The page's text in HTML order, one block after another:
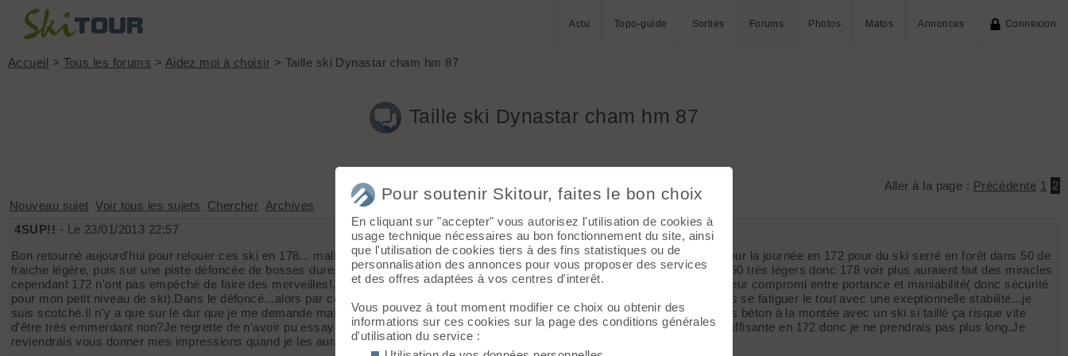
Actu Topo-guide Sorties Forums Photos Matos Annonces Connexion
Accueil > Tous les forums > Aidez moi à choisir > Taille ski Dynastar cham hm 87
Taille ski Dynastar cham hm 87
Aller à la page : Précédente 1
2
Nouveau sujet Voir tous les sujets Chercher Archives
4SUP!! - Le 23/01/2013 22:57
Bon retourné aujourd'hui pour relouer ces ski en 178... malheureusement arrivé trop tard étaient déjà tous partis...du coup reparti pour la journée en 172 pour du ski serré en forêt dans 50 de
fraiche légère, puis sur une piste défoncée de bosses dures recouvertes de ces même 50 mais labourés...effectivement dans ces 50 très légers donc 178 voir plus auraient fait des miracles
cependant 172 n'ont pas empéché de faire des merveilles!Je reste donc sur le sentiment que cette longueur reste pour moi le meilleur compromi entre portance et maniabilité( donc sécurité
pour mon petit niveau de ski).Dans le défoncé...alors par contre pour moi c'est du miracle, ça descend plein gaz et ça absorbe sans se fatiguer le tout avec une exeptionnelle stabilité...je
suis scotché.Il n'y a que sur le dur que je me demande mais bon ça n'a pas l'air mal non plus...par contre concernant les traversées béton à la montée avec un ski si taillé ça risque vite
d'être très emmerdant non?Je regrette de n'avoir pu essayer plus long pour comparer cependant pour moi la portance largement suffisante en 172 donc je ne prendrais pas plus long.Je
reviendrais vous donner mes impressions quand je les aurais achetés et essayer en conditions béton montée + descente.
Pour soutenir Skitour, faites le bon choix
En cliquant sur "accepter" vous autorisez l'utilisation de cookies à
usage technique nécessaires au bon fonctionnement du site, ainsi
que l'utilisation de cookies tiers à des fins statistiques ou de
personnalisation des annonces pour vous proposer des services
et des offres adaptées à vos centres d'interêt.
Vous pouvez à tout moment modifier ce choix ou obtenir des
informations sur ces cookies sur la page des conditions générales
d'utilisation du service :